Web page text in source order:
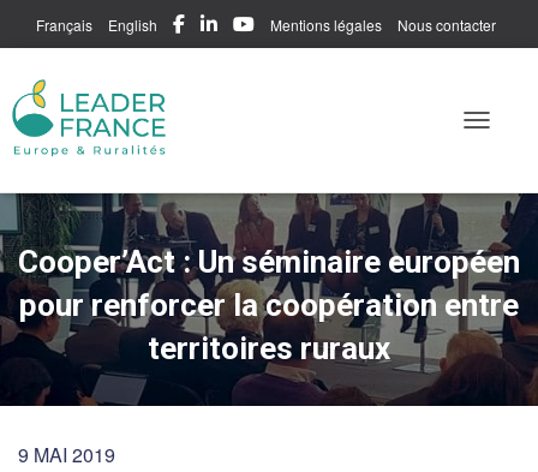
Français English Mentions légales Nous contacter
Cooper’Act : Un séminaire européen
pour renforcer la coopération entre
territoires ruraux
9 MAI 2019